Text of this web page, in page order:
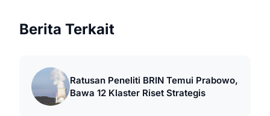
Berita Terkait
Ratusan Peneliti BRIN Temui Prabowo,
Bawa 12 Klaster Riset Strategis